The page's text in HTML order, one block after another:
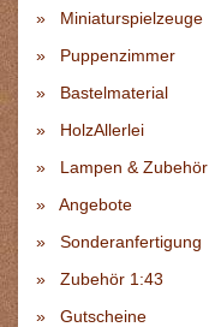
Miniaturspielzeuge
Puppenzimmer
Bastelmaterial
HolzAllerlei
Lampen & Zubehör
Angebote
Sonderanfertigung
Zubehör 1:43
Gutscheine